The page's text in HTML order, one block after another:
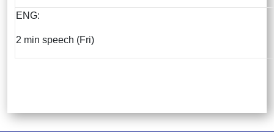
ENG:
2 min speech (Fri)